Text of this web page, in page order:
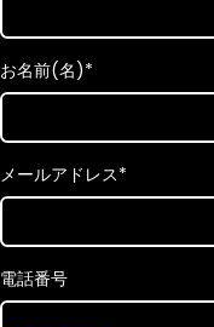
お名前(名)*
メールアドレス*
電話番号